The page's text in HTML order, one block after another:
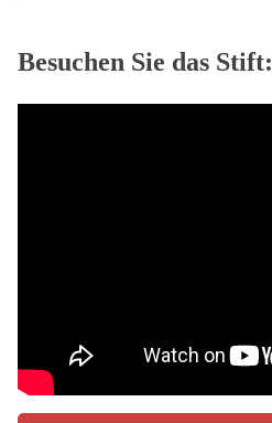
Besuchen Sie das Stift: